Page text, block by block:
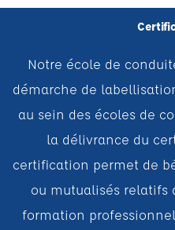
Notre école de
démarche de
au sein des écoles de
la délivrance du
certification permet de
ou mutualisés relatifs
formation